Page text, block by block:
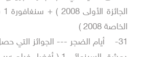
الجائزة
الخاصة 2008 )
أيام الضجر --- الجوائز التي حصل